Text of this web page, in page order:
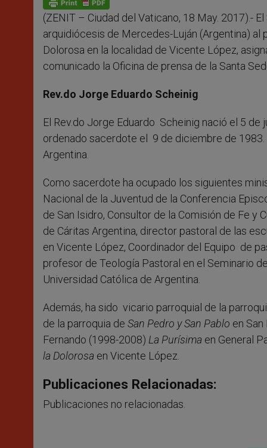
p e k
(ZENIT – Ciudad del Vaticano, 18 May. 2017).-
arquidiócesis de Mercedes-Luján (Argentina) al
Dolorosa en la localidad de Vicente López,
comunicado la Oficina de prensa de la Santa
Rev.do Jorge Eduardo Scheinig
El Rev.do Jorge Eduardo Scheinig nació el 5 de
ordenado sacerdote el 9 de diciembre de
Argentina.
Como sacerdote ha ocupado los siguientes
Nacional de la Juventud de la Conferencia
de San Isidro, Consultor de la Comisión de Fe y
de Cáritas Argentina, director pastoral de las
en Vicente López, Coordinador del Equipo de
profesor de Teología Pastoral en el Seminario
Universidad Católica de Argentina.
Además, ha sido vicario parroquial de la
de la parroquia de San Pedro y San Pablo en
Fernando (1998-2008) La Purísima en General
la Dolorosa en Vicente López.
Publicaciones Relacionadas:
Publicaciones no relacionadas.